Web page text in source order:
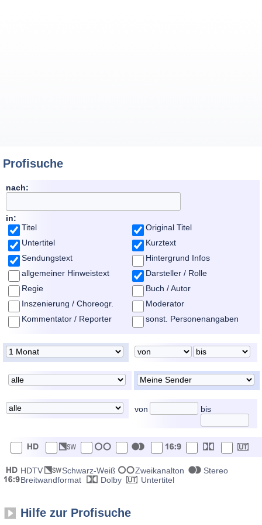
Profisuche
nach:
in:
Titel
Original Titel
Untertitel
Kurztext
Sendungstext
Hintergrund Infos
allgemeiner Hinweistext
Darsteller / Rolle
Regie
Buch / Autor
Inszenierung / Choreogr.
Moderator
Kommentator / Reporter
sonst. Personenangaben
von bis
HDTV Schwarz-Weiß Zweikanalton
Stereo
Breitwandformat
Dolby Untertitel
Hilfe zur Profisuche